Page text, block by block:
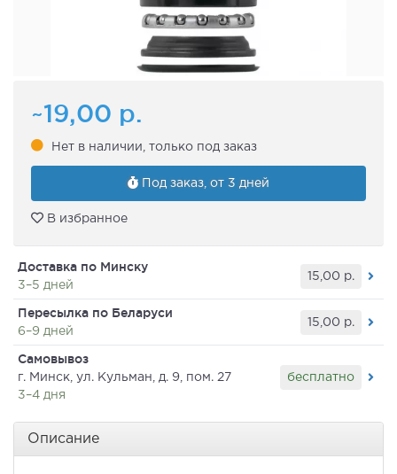
~19,00 р.
Нет в наличии, только под заказ
Под заказ, от 3 дней
В избранное
Доставка по Минску
3–5 дней
15,00 р.
Пересылка по Беларуси
6–9 дней
15,00 р.
Самовывоз
г. Минск, ул. Кульман, д. 9, пом. 27
3–4 дня
бесплатно
Описание